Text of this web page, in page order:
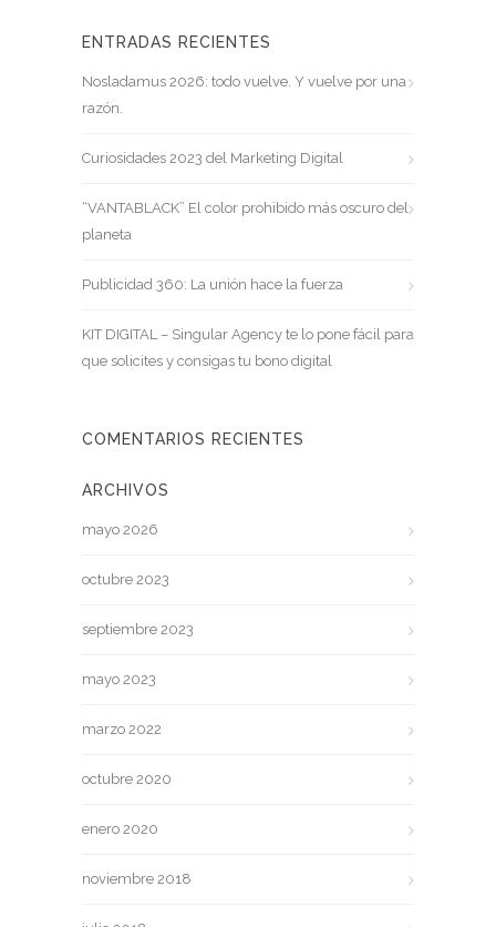
ENTRADAS RECIENTES
Nosladamus 2026: todo vuelve. Y vuelve por una
razón.
Curiosidades 2023 del Marketing Digital
“VANTABLACK” El color prohibido más oscuro del
planeta
Publicidad 360: La unión hace la fuerza
KIT DIGITAL – Singular Agency te lo pone fácil para
que solicites y consigas tu bono digital
COMENTARIOS RECIENTES
ARCHIVOS
mayo 2026
octubre 2023
septiembre 2023
mayo 2023
marzo 2022
octubre 2020
enero 2020
noviembre 2018